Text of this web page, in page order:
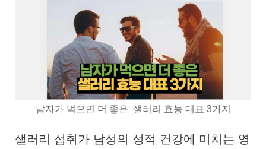
남자가 먹으면 더 좋은 샐러리 효능 대표 3가지
샐러리 섭취가 남성의 성적 건강에 미치는 영